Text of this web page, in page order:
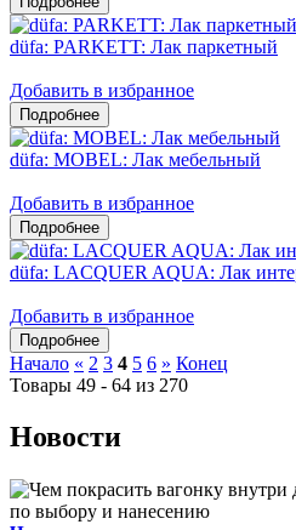
düfa: PARKETT: Лак паркетный
Добавить в избранное
düfa: MOBEL: Лак мебельный
Добавить в избранное
düfa: LACQUER AQUA: Лак
Добавить в избранное
Начало « 2 3 4 5 6 » Конец
Товары 49 - 64 из 270
Новости